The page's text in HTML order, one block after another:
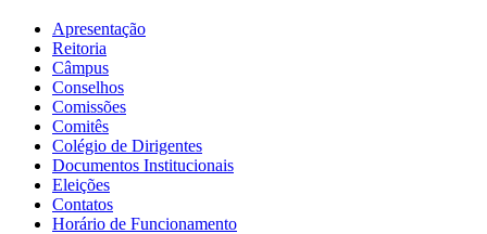
Apresentação
Reitoria
Câmpus
Conselhos
Comissões
Comitês
Colégio de Dirigentes
Documentos Institucionais
Eleições
Contatos
Horário de Funcionamento